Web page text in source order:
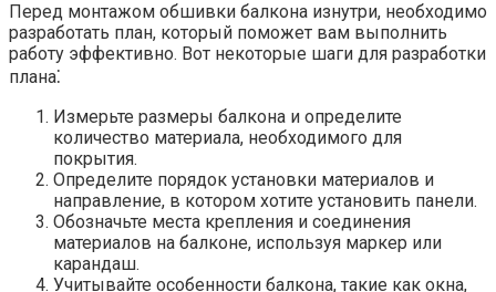
Перед монтажом обшивки балкона изнутри, необходимо
разработать план, который поможет вам выполнить
работу эффективно.​ Вот некоторые шаги для разработки
плана⁚
Измерьте размеры балкона и определите
количество материала, необходимого для
покрытия.​
Определите порядок установки материалов и
направление, в котором хотите установить панели.
Обозначьте места крепления и соединения
материалов на балконе, используя маркер или
карандаш.
Учитывайте особенности балкона, такие как окна,